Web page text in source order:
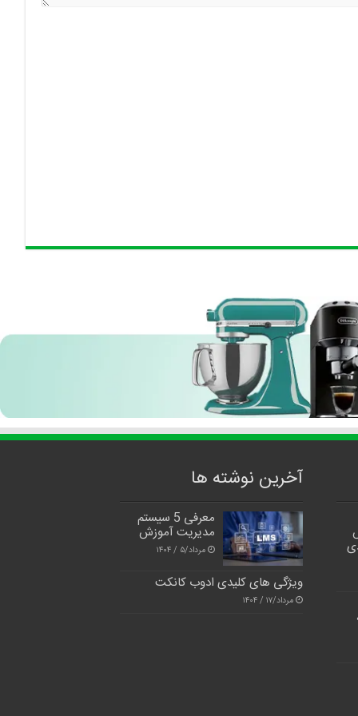
آخرین نوشته ها
معرفی 5 سیستم
مدیریت آموزش
مرداد/۵ / ۱۴۰۴
ویژگی های کلیدی ادوب کانکت
مرداد/۱۷ / ۱۴۰۴